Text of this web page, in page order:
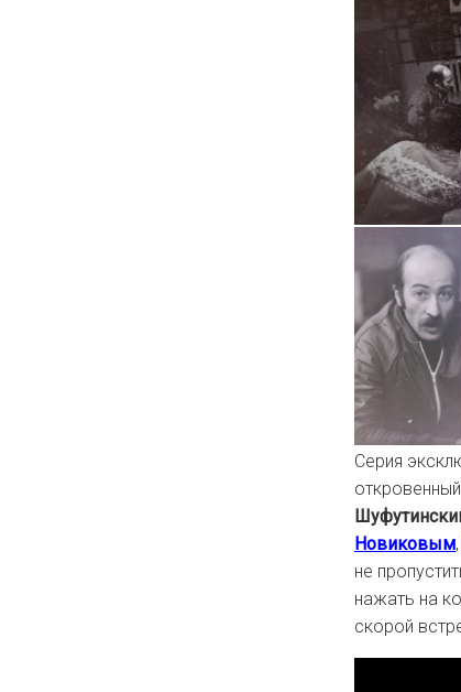
Серия
Новиковым,
не
нажать на
скорой